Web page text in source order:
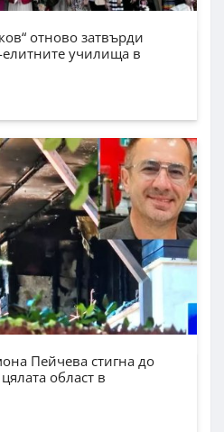
отново затвърди
елитните училища в
Пейчева стигна до
област в